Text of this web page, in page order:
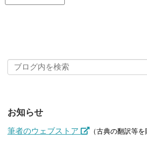
お知らせ
筆者のウェブストア （古典の翻訳等を